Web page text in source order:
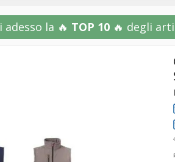
adesso la 🔥 TOP 10🔥 degli